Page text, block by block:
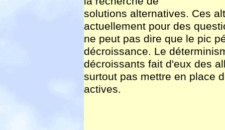
solutions alternatives. Ces
actuellement pour des
ne peut pas dire que le pic
décroissance. Le
décroissants fait d'eux des
surtout pas mettre en place
actives.